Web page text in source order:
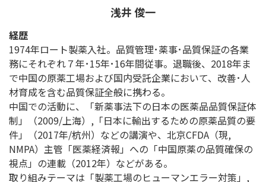
浅井 俊一
経歴
1974年ロート製薬入社。品質管理･薬事･品質保証の各業
務にそれぞれ７年･15年･16年間従事。退職後、2018年ま
で中国の原薬工場および国内受託企業において、改善･人
材育成を含む品質保証全般に携わる。
中国での活動に、「新薬事法下の日本の医薬品品質保証体
制」（2009/上海）,「日本に輸出するための原薬品質の要
件」（2017年/杭州）などの講演や、北京CFDA（現,
NMPA）主管「医薬経済報」への「中国原薬の品質確保の
視点」の連載（2012年）などがある。
取り組みテーマは「製薬工場のヒューマンエラー対策」,